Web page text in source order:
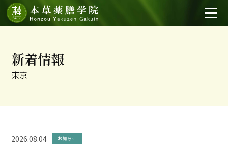
新着情報
東京
2026.08.04 お知らせ